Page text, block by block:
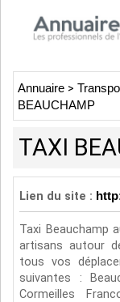
Annuaire >
BEAUCHAMP
TAXI
Lien du site :
Taxi Beauchamp
artisans autour
tous vos
suivantes :
Cormeilles